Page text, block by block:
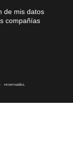
de mis datos
compañías
reservados.